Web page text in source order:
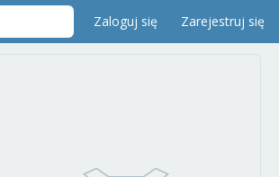
Zaloguj się Zarejestruj się